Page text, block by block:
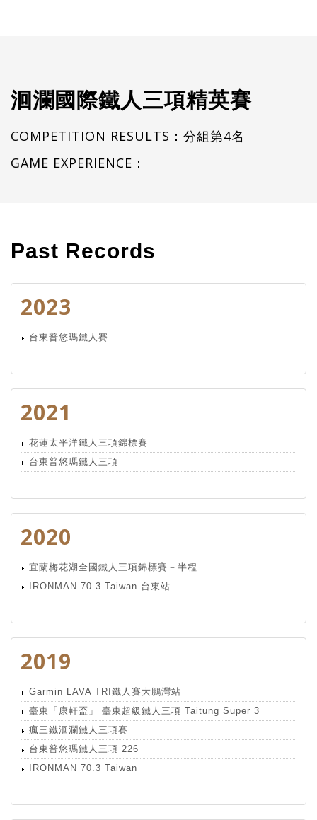
洄瀾國際鐵人三項精英賽
COMPETITION RESULTS：分組第4名
GAME EXPERIENCE：
Past Records
2023
台東普悠瑪鐵人賽
2021
花蓮太平洋鐵人三項錦標賽
台東普悠瑪鐵人三項
2020
宜蘭梅花湖全國鐵人三項錦標賽－半程
IRONMAN 70.3 Taiwan 台東站
2019
Garmin LAVA TRI鐵人賽大鵬灣站
臺東「康軒盃」 臺東超級鐵人三項 Taitung Super 3
瘋三鐵洄瀾鐵人三項賽
台東普悠瑪鐵人三項 226
IRONMAN 70.3 Taiwan